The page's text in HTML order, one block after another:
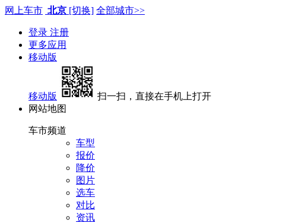
网上车市 北京 [切换] 全部城市>>
登录 注册
更多应用
移动版
移动版
扫一扫，直接在手机上打开
网站地图
车市频道
车型
报价
降价
图片
选车
对比
资讯